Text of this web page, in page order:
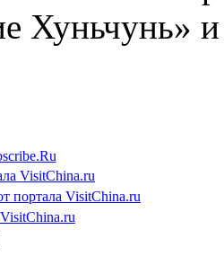
Хуньчунь»
VisitChina.ru
портала VisitChina.ru